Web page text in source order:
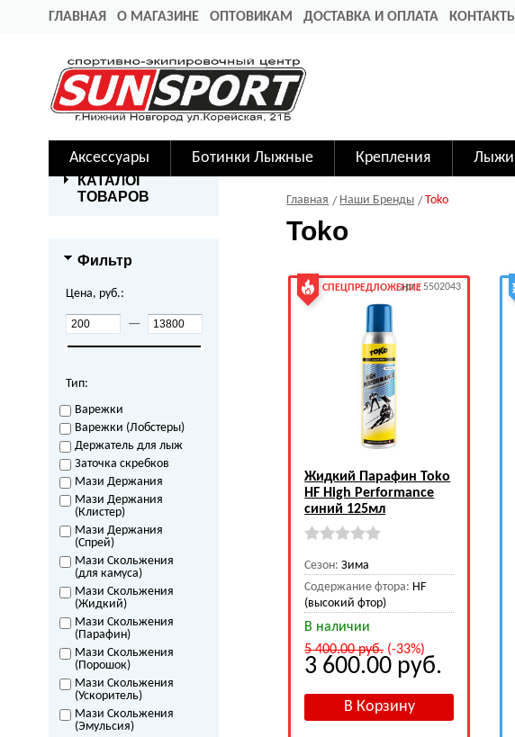
ГЛАВНАЯ О МАГАЗИНЕ ОПТОВИКАМ ДОСТАВКА И ОПЛАТА КОНТАКТЫ
Аксессуары Ботинки Лыжные Крепления Лыжи
КАТАЛОГ
ТОВАРОВ
Фильтр
Цена, руб.:
—
Тип:
Варежки
Варежки (Лобстеры)
Держатель для лыж
Заточка скребков
Мази Держания
Мази Держания
(Клистер)
Мази Держания
(Спрей)
Мази Скольжения
(для камуса)
Мази Скольжения
(Жидкий)
Мази Скольжения
(Парафин)
Мази Скольжения
(Порошок)
Мази Скольжения
(Ускоритель)
Мази Скольжения
(Эмульсия)
Главная Наши Бренды Toko
Toko
СПЕЦПРЕДЛОЖЕНИЕарт.: 5502043
Жидкий Парафин Toko
HF High Performance
синий 125мл
Сезон: Зима
Содержание фтора: HF
(высокий фтор)
В наличии
5 400.00руб.(-33%)
3 600.00 руб.